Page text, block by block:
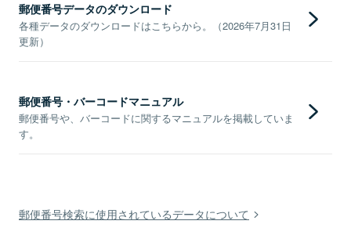
郵便番号データのダウンロード
各種データのダウンロードはこちらから。（2026年7月31日
更新）
郵便番号・バーコードマニュアル
郵便番号や、バーコードに関するマニュアルを掲載していま
す。
郵便番号検索に使用されているデータについて